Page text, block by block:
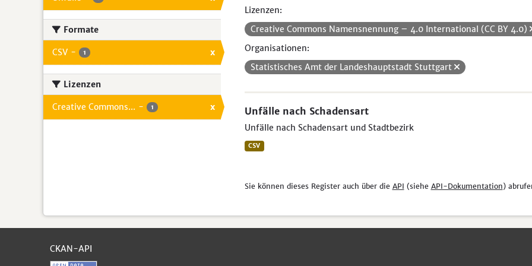
Formate
CSV - 1 x
Lizenzen
Creative Commons... - 1 x
Lizenzen:
Creative Commons Namensnennung – 4.0 International (CC BY 4.0)
Organisationen:
Statistisches Amt der Landeshauptstadt Stuttgart
Unfälle nach Schadensart
Unfälle nach Schadensart und Stadtbezirk
CSV
Sie können dieses Register auch über die API (siehe API-Dokumentation)
CKAN-API